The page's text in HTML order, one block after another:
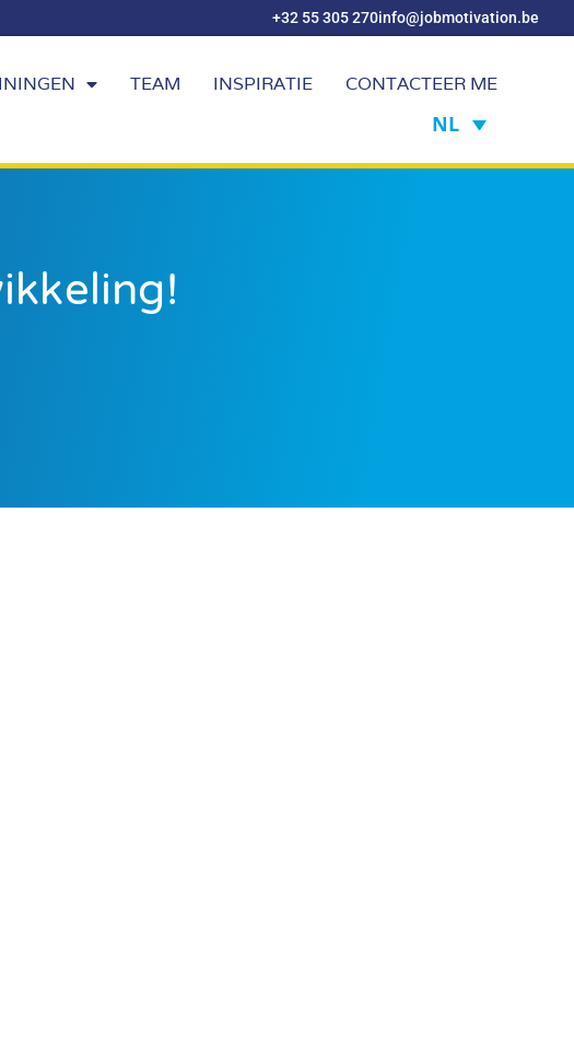
+32 55 305 270info@jobmotivation.be
TEAM INSPIRATIE CONTACTEER ME
NL